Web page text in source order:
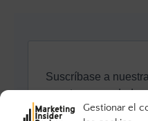
Gestionar el